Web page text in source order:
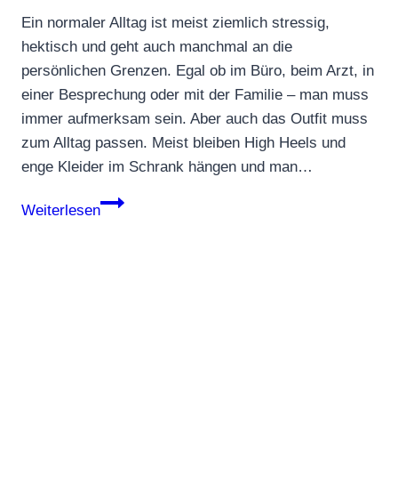
Ein normaler Alltag ist meist ziemlich stressig,
hektisch und geht auch manchmal an die
persönlichen Grenzen. Egal ob im Büro, beim Arzt, in
einer Besprechung oder mit der Familie – man muss
immer aufmerksam sein. Aber auch das Outfit muss
zum Alltag passen. Meist bleiben High Heels und
enge Kleider im Schrank hängen und man…
Weiterlesen
We